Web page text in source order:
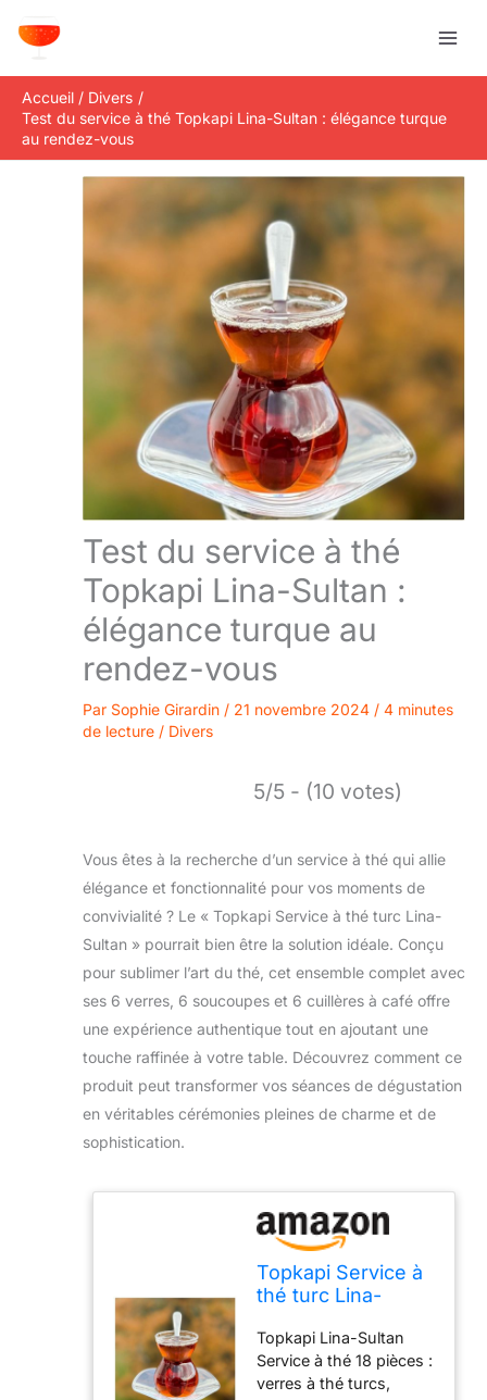
Accueil
Divers
Test du service à thé Topkapi Lina-Sultan : élégance turque
au rendez-vous
Test du service à thé
Topkapi Lina-Sultan :
élégance turque au
rendez-vous
Par Sophie Girardin / 21 novembre 2024 / 4 minutes
de lecture / Divers
5/5 - (10 votes)
Vous êtes à la recherche d’un service à thé qui allie
élégance et fonctionnalité pour vos moments de
convivialité ? Le « Topkapi Service à thé turc Lina-
Sultan » pourrait bien être la solution idéale. Conçu
pour sublimer l’art du thé, cet ensemble complet avec
ses 6 verres, 6 soucoupes et 6 cuillères à café offre
une expérience authentique tout en ajoutant une
touche raffinée à votre table. Découvrez comment ce
produit peut transformer vos séances de dégustation
en véritables cérémonies pleines de charme et de
sophistication.
Topkapi Service à
thé turc Lina-
thé, 6 soucoupes,
6 cuillères à café,
ensemble complet
Topkapi Lina-Sultan
Service à thé 18 pièces :
verres à thé turcs,
e
c
h
e
r